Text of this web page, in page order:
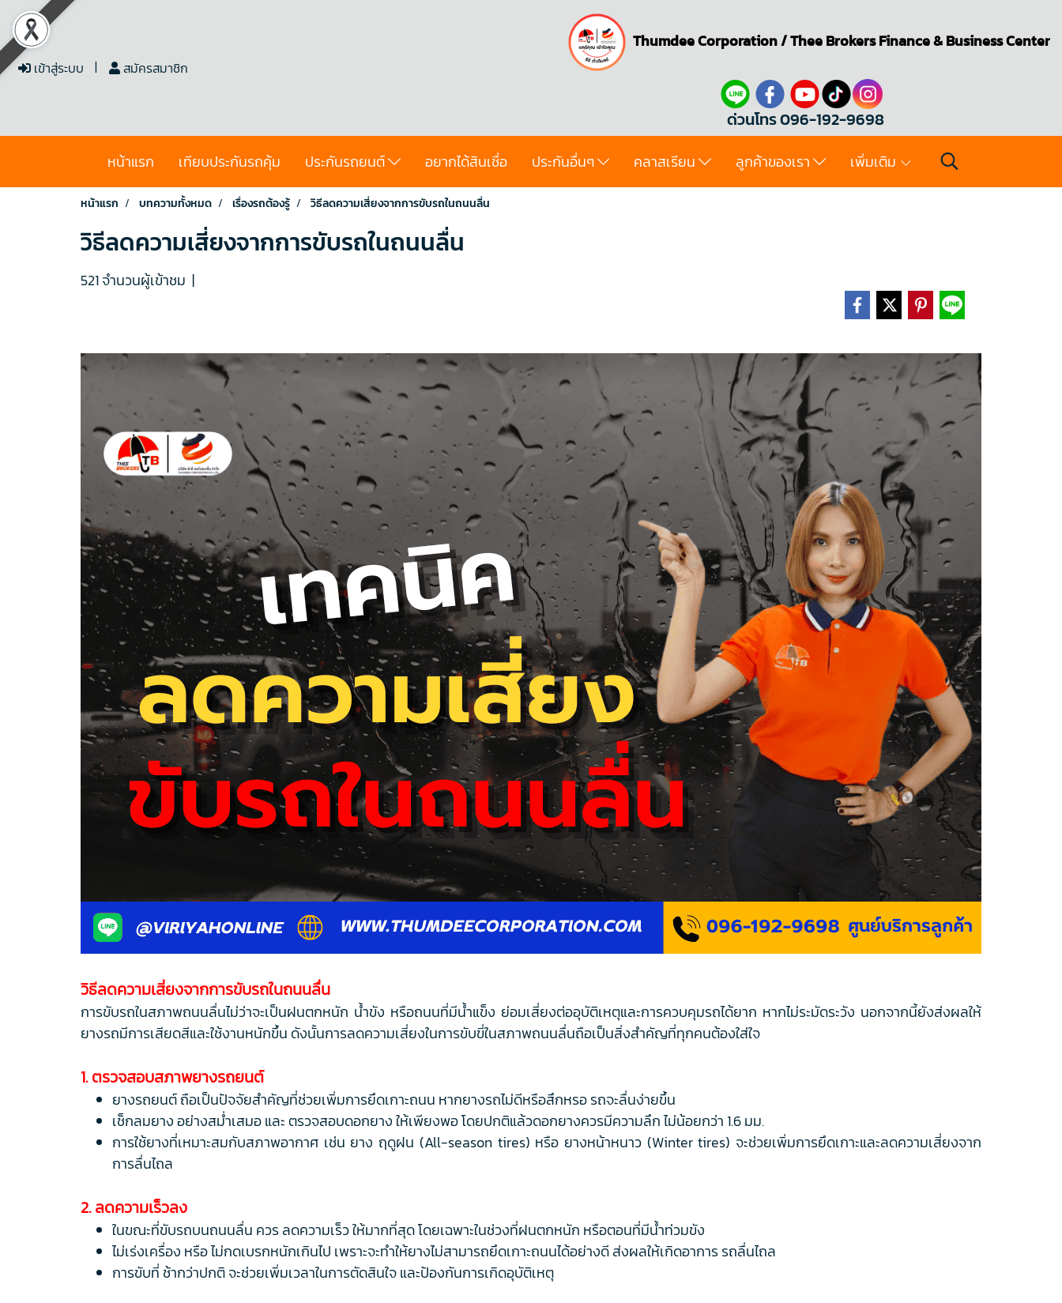
เข้าสู่ระบบ สมัครสมาชิก
Thumdee Corporation/Thee BrokersFinance & Business Center
ด่วนโทร 096-192-9698
หน้าแรก เทียบประกันรถคุ้ม ประกันรถยนต์ อยากได้สินเชื่อ ประกันอื่นๆ คลาสเรียน ลูกค้าของเรา เพิ่มเติม
หน้าแรก บทความทั้งหมด เรื่องรถต้องรู้ วิธีลดความเสี่ยงจากการขับรถในถนนลื่น
วิธีลดความเสี่ยงจากการขับรถในถนนลื่น
521 จำนวนผู้เข้าชม |
วิธีลดความเสี่ยงจากการขับรถในถนนลื่น
การขับรถในสภาพถนนลื่นไม่ว่าจะเป็นฝนตกหนัก น้ำขัง หรือถนนที่มีน้ำแข็ง ย่อมเสี่ยงต่ออุบัติเหตุและการควบคุมรถได้ยาก หากไม่ระมัดระวัง นอกจากนี้ยังส่งผลให้
ยางรถมีการเสียดสีและใช้งานหนักขึ้น ดังนั้นการลดความเสี่ยงในการขับขี่ในสภาพถนนลื่นถือเป็นสิ่งสำคัญที่ทุกคนต้องใส่ใจ
1. ตรวจสอบสภาพยางรถยนต์
ยางรถยนต์ ถือเป็นปัจจัยสำคัญที่ช่วยเพิ่มการยึดเกาะถนน หากยางรถไม่ดีหรือสึกหรอ รถจะลื่นง่ายขึ้น
เช็กลมยาง อย่างสม่ำเสมอ และ ตรวจสอบดอกยาง ให้เพียงพอ โดยปกติแล้วดอกยางควรมีความลึก ไม่น้อยกว่า 1.6 มม.
การใช้ยางที่เหมาะสมกับสภาพอากาศ เช่น ยาง ฤดูฝน (All-season tires) หรือ ยางหน้าหนาว (Winter tires) จะช่วยเพิ่มการยึดเกาะและลดความเสี่ยงจาก
การลื่นไถล
2. ลดความเร็วลง
ในขณะที่ขับรถบนถนนลื่น ควร ลดความเร็ว ให้มากที่สุด โดยเฉพาะในช่วงที่ฝนตกหนัก หรือตอนที่มีน้ำท่วมขัง
ไม่เร่งเครื่อง หรือ ไม่กดเบรกหนักเกินไป เพราะจะทำให้ยางไม่สามารถยึดเกาะถนนได้อย่างดี ส่งผลให้เกิดอาการ รถลื่นไถล
การขับที่ ช้ากว่าปกติ จะช่วยเพิ่มเวลาในการตัดสินใจ และป้องกันการเกิดอุบัติเหตุ